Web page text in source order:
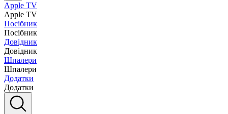
Apple TV
Apple TV
Посібник
Посібник
Довідник
Довідник
Шпалери
Шпалери
Додатки
Додатки